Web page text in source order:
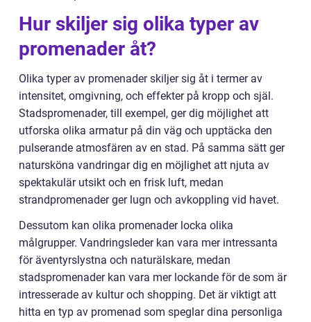
Hur skiljer sig olika typer av
promenader åt?
Olika typer av promenader skiljer sig åt i termer av
intensitet, omgivning, och effekter på kropp och själ.
Stadspromenader, till exempel, ger dig möjlighet att
utforska olika armatur på din väg och upptäcka den
pulserande atmosfären av en stad. På samma sätt ger
natursköna vandringar dig en möjlighet att njuta av
spektakulär utsikt och en frisk luft, medan
strandpromenader ger lugn och avkoppling vid havet.
Dessutom kan olika promenader locka olika
målgrupper. Vandringsleder kan vara mer intressanta
för äventyrslystna och naturälskare, medan
stadspromenader kan vara mer lockande för de som är
intresserade av kultur och shopping. Det är viktigt att
hitta en typ av promenad som speglar dina personliga